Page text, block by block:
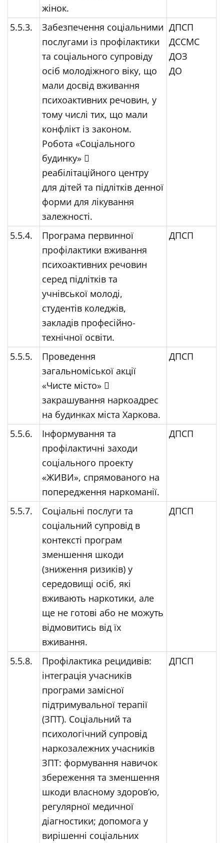
жінок.
5.5.3.
Забезпечення соціальними
послугами із профілактики
та соціального супровіду
осіб молодіжного віку, що
мали досвід вживання
психоактивних речовин, у
тому числі тих, що мали
конфлікт із законом.
Робота «Соціального
будинку» 
реабілітаційного центру
для дітей та підлітків денної
форми для лікування
залежності.
ДПСП
ДССМС
ДОЗ
ДО
5.5.4.
Програма первинної
профілактики вживання
психоактивних речовин
серед підлітків та
учнівської молоді,
студентів коледжів,
закладів професійно-
технічної освіти.
ДПСП
5.5.5.
Проведення
загальноміської акції
«Чисте місто» 
закрашування наркоадрес
на будинках міста Харкова.
ДПСП
5.5.6.
Інформування та
профілактичні заходи
соціального проекту
«ЖИВИ», спрямованого на
попередження наркоманії.
ДПСП
5.5.7.
Соціальні послуги та
соціальний супровід в
контексті програм
зменшення шкоди
(зниження ризиків) у
середовищі осіб, які
вживають наркотики, але
ще не готові або не можуть
відмовитись від їх
вживання.
ДПСП
5.5.8.
Профілактика рецидивів:
інтеграція учасників
програми замісної
підтримувальної терапії
(ЗПТ). Соціальний та
психологічний супровід
наркозалежних учасників
ЗПТ: формування навичок
збереження та зменшення
шкоди власному здоров’ю,
регулярної медичної
діагностики; допомога у
вирішенні соціальних
ДПСП